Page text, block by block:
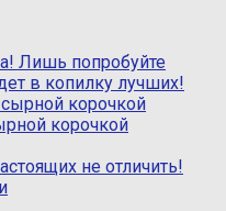
Лишь попробуйте
в копилку лучших!
корочкой
не отличить!